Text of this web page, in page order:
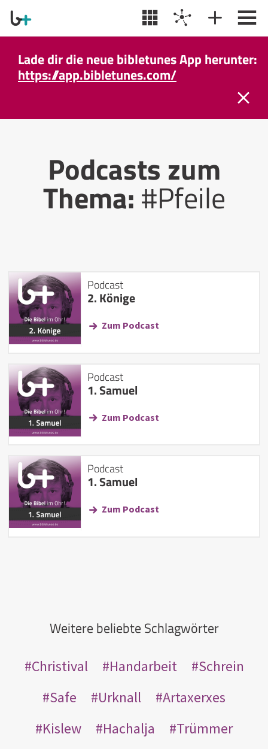
Lade dir die neue bibletunes App herunter:
https://app.bibletunes.com/
Podcasts zum
Thema:#Pfeile
Podcast
2. Könige
Zum Podcast
Podcast
1. Samuel
Zum Podcast
Podcast
1. Samuel
Zum Podcast
Weitere beliebte Schlagwörter
Christival Handarbeit
Schrein
Safe
Urknall
Artaxerxes
Kislew
Hachalja
Trümmer